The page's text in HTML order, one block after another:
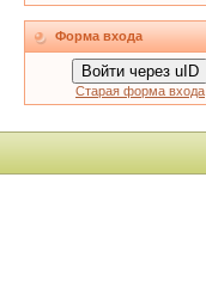
Форма входа
Войти через uID
Старая форма входа